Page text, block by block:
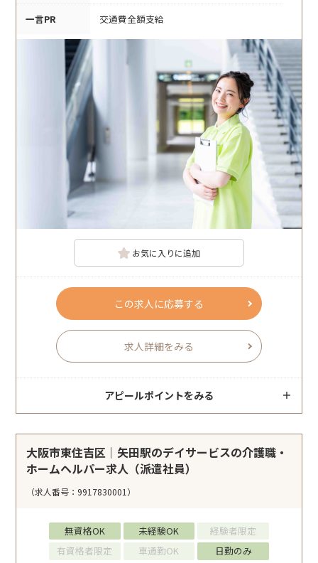
一言PR 交通費全額支給
お気に入りに追加
この求人に応募する
求人詳細をみる
アピールポイントをみる
大阪市東住吉区｜矢田駅のデイサービスの介護職・
ホームヘルパー求人（派遣社員）
（求人番号：9917830001）
無資格OK 未経験OK
経験者限定
有資格者限定
車通勤OK 日勤のみ